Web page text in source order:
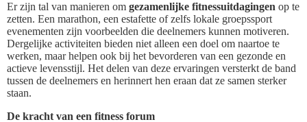
Er zijn tal van manieren om gezamenlijke fitnessuitdagingen op te
zetten. Een marathon, een estafette of zelfs lokale groepssport
evenementen zijn voorbeelden die deelnemers kunnen motiveren.
Dergelijke activiteiten bieden niet alleen een doel om naartoe te
werken, maar helpen ook bij het bevorderen van een gezonde en
actieve levensstijl. Het delen van deze ervaringen versterkt de band
tussen de deelnemers en herinnert hen eraan dat ze samen sterker
staan.
De kracht van een fitness forum